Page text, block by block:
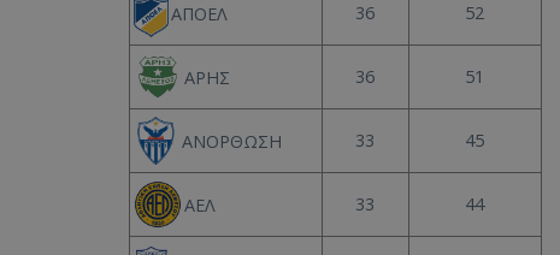
ΑΠΟΕΛ 36 52
ΑΡΗΣ 36 51
ΑΝΟΡΘΩΣΗ 33 45
ΑΕΛ 33 44